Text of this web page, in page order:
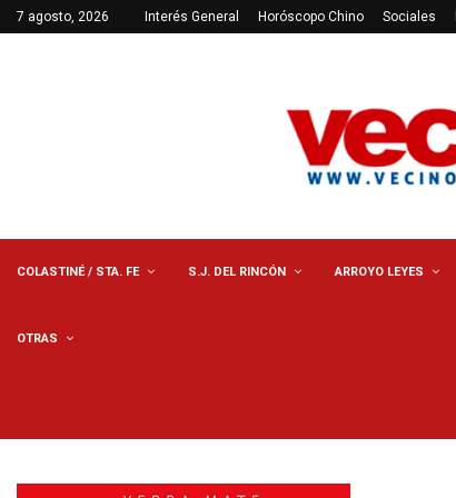
7 agosto, 2026 Interés General Horóscopo Chino Sociales
COLASTINÉ / STA. FE S.J. DEL RINCÓN ARROYO LEYES
OTRAS